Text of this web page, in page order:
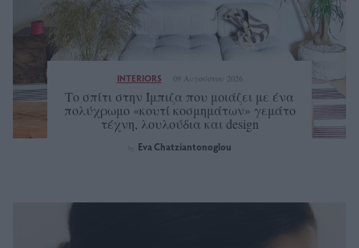
INTERIORS 09 Αυγούστου 2026
Tο σπίτι στην Ίμπιζα που μοιάζει με ένα
πολύχρωμο «κουτί κοσμημάτων» γεμάτο
τέχνη, λουλούδια και design
Eva Chatziantonoglou